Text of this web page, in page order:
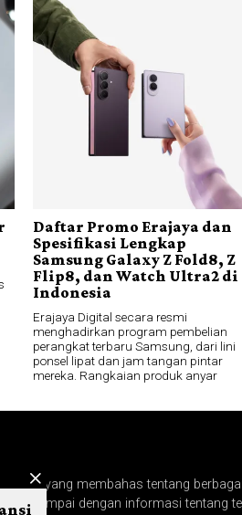
Daftar Promo Erajaya dan
Spesifikasi Lengkap
Samsung Galaxy Z Fold8, Z
Flip8, dan Watch Ultra2 di
Indonesia
Erajaya Digital secara resmi
menghadirkan program pembelian
perangkat terbaru Samsung, dari lini
ponsel lipat dan jam tangan pintar
mereka. Rangkaian produk anyar
online yang membahas tentang
sampai dengan informasi tentang